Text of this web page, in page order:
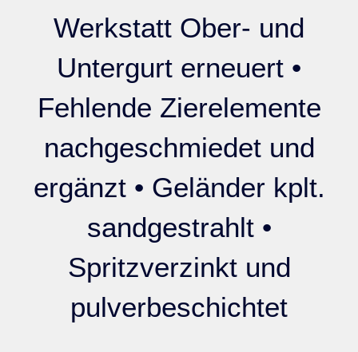
Werkstatt Ober- und
Untergurt erneuert •
Fehlende Zierelemente
nachgeschmiedet und
ergänzt • Geländer kplt.
sandgestrahlt •
Spritzverzinkt und
pulverbeschichtet